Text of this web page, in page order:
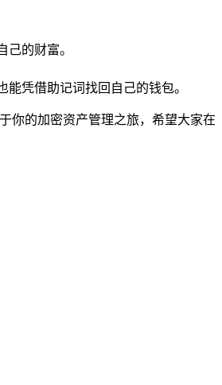
的财富。
凭借助记词找回自己的钱包。
你的加密资产管理之旅，希望大家在